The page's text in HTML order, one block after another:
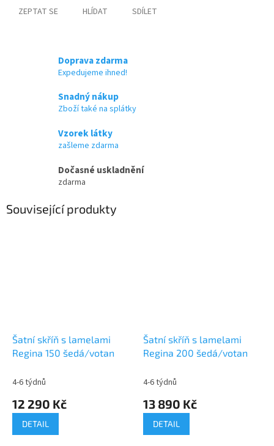
ZEPTAT SE HLÍDAT SDÍLET
Doprava zdarma
Expedujeme ihned!
Snadný nákup
Zboží také na splátky
Vzorek látky
zašleme zdarma
Dočasné uskladnění
zdarma
Související produkty
Šatní skříň s lamelami
Regina 150 šedá/votan
4-6 týdnů
12 290 Kč
DETAIL
Šatní skříň s lamelami
Regina 200 šedá/votan
4-6 týdnů
13 890 Kč
DETAIL